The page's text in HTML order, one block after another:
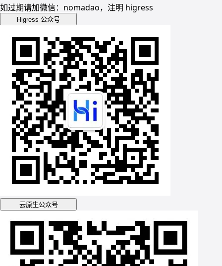
如过期请加微信：nomadao，注明 higress
Higress 公众号
云原生公众号